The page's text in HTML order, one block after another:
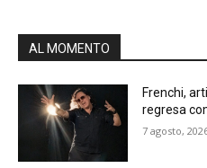
AL MOMENTO
Frenchi,
regresa
7 agosto,